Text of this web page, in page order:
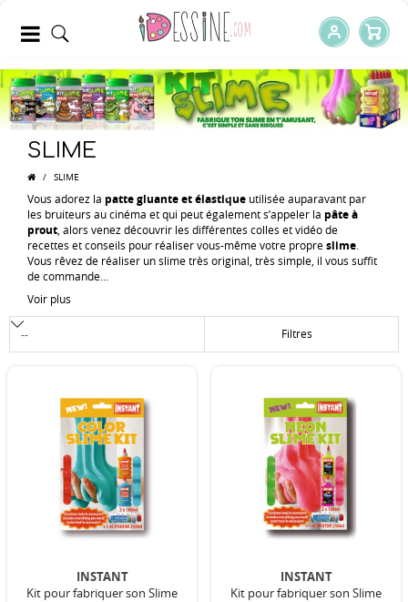
SLIME
/ SLIME
Vous adorez la patte gluante et élastique utilisée auparavant par
les bruiteurs au cinéma et qui peut également s’appeler la pâte à
prout , alors venez découvrir les différentes colles et vidéo de
recettes et conseils pour réaliser vous-même votre propreslime
Vous rêvez de réaliser un slime très original, très simple, il vous suffit
de commande...
Voir plus
Filtres
INSTANT
Kit pour fabriquer son Slime
INSTANT
Kit pour fabriquer son Slime